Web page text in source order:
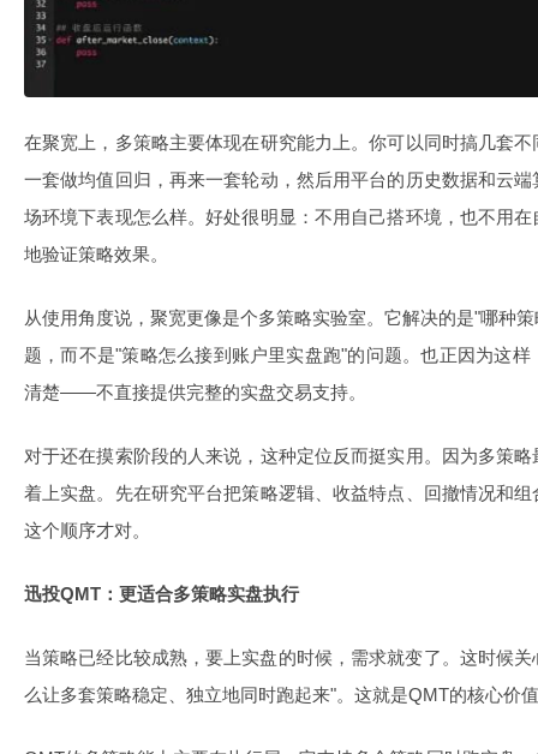
在聚宽上，多策略主要体现在研究能力上。你可以同时搞几套
一套做均值回归，再来一套轮动，然后用平台的历史数据和云
场环境下表现怎么样。好处很明显：不用自己搭环境，也不用
地验证策略效果。
从使用角度说，聚宽更像是个多策略实验室。它解决的是"哪种
题，而不是"策略怎么接到账户里实盘跑"的问题。也正因为这
清楚——不直接提供完整的实盘交易支持。
对于还在摸索阶段的人来说，这种定位反而挺实用。因为多策
着上实盘。先在研究平台把策略逻辑、收益特点、回撤情况和
这个顺序才对。
迅投QMT：更适合多策略实盘执行
当策略已经比较成熟，要上实盘的时候，需求就变了。这时候
么让多套策略稳定、独立地同时跑起来"。这就是QMT的核心价